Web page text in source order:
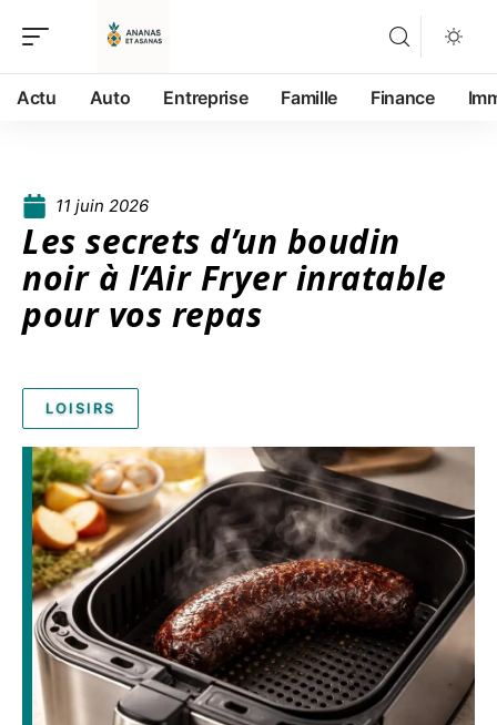
Actu Auto Entreprise Famille Finance
11 juin 2026
Les secrets d’un boudin
noir à l’Air Fryer inratable
pour vos repas
LOISIRS